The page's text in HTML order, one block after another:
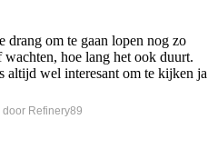
om te gaan lopen nog zo
hoe lang het ook duurt.
altijd wel interesant om te kijken ja
Refinery89